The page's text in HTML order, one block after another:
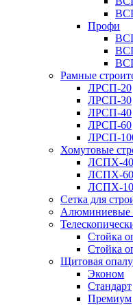
Профи
Рамные
ЛРСП-20
ЛРСП-30
ЛРСП-40
ЛРСП-60
ЛРСП-
Хомутовые
ЛСПХ-40
ЛСПХ-60
ЛСПХ-
Сетка для
Алюминиевые
Стойка
Стойка
Щитовая
Эконом
Стандарт
Премиум